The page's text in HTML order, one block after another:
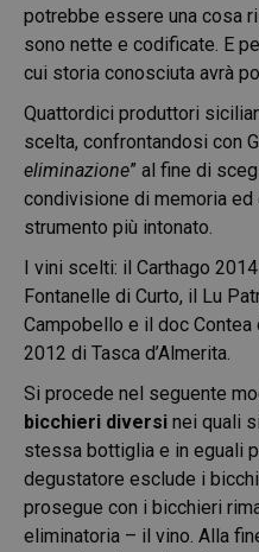
potrebbe essere una cosa
sono nette e codificate. E
cui storia conosciuta avrà
Quattordici produttori
scelta, confrontandosi con
eliminazione” al fine di
condivisione di memoria
strumento più intonato.
I vini scelti: il Carthago
Fontanelle di Curto, il Lu
Campobello e il doc
2012 di Tasca d’Almerita.
Si procede nel seguente
bicchieri diversi nei quali
stessa bottiglia e in eguali
degustatore esclude i
prosegue con i bicchieri
eliminatoria – il vino. Alla